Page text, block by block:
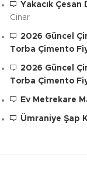
Yakacık Çesan
Cinar
2026 Güncel
Torba Çimento
2026 Güncel
Torba Çimento
Ev Metrekare
Ümraniye Şap